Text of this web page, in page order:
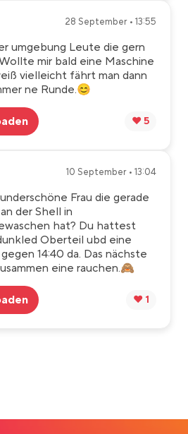
28 September • 13:55
umgebung Leute die gern
mir bald eine Maschine
vielleicht fährt man dann
ne Runde.😊
❤️ 5
10 September • 13:04
Frau die gerade
der Shell in
hat? Du hattest
Oberteil ubd eine
14:40 da. Das nächste
eine rauchen.🙈
❤️ 1